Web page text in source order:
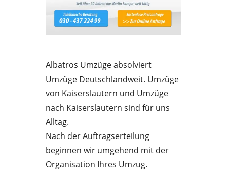
Albatros Umzüge absolviert
Umzüge Deutschlandweit. Umzüge
von Kaiserslautern und Umzüge
nach Kaiserslautern sind für uns
Alltag.
Nach der Auftragserteilung
beginnen wir umgehend mit der
Organisation Ihres Umzug.